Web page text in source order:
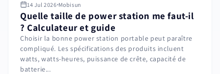
14 Jul 2026 Mobisun
Quelle taille de power station me faut-il
? Calculateur et guide
Choisir la bonne power station portable peut paraître
compliqué. Les spécifications des produits incluent
watts, watts-heures, puissance de crête, capacité de
batterie...